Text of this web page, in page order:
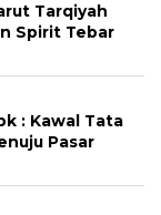
Tarqiyah
Spirit Tebar
: Kawal Tata
Pasar